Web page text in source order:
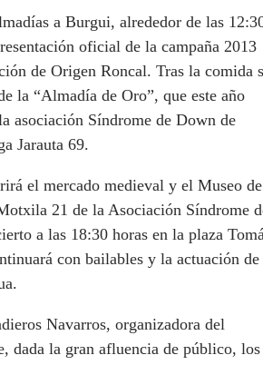
a Burgui, alrededor de las
oficial de la campaña 2013
de Origen Roncal. Tras la comida
la “Almadía de Oro”, que este año
asociación Síndrome de Down de
Jarauta 69.
el mercado medieval y el Museo de
21 de la Asociación Síndrome
a las 18:30 horas en la plaza
con bailables y la actuación de
Navarros, organizadora del
dada la gran afluencia de público, los